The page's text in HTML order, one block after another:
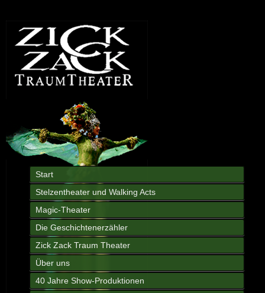
Start
Stelzentheater und Walking Acts
Magic-Theater
Die Geschichtenerzähler
Zick Zack Traum Theater
Über uns
40 Jahre Show-Produktionen